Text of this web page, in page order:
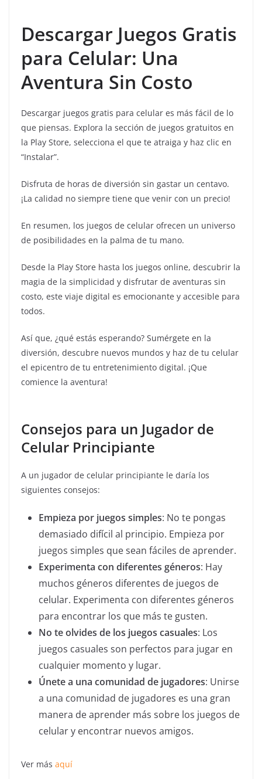
Descargar Juegos Gratis
para Celular: Una
Aventura Sin Costo
Descargar juegos gratis para celular es más fácil de lo
que piensas. Explora la sección de juegos gratuitos en
la Play Store, selecciona el que te atraiga y haz clic en
“Instalar”.
Disfruta de horas de diversión sin gastar un centavo.
¡La calidad no siempre tiene que venir con un precio!
En resumen, los juegos de celular ofrecen un universo
de posibilidades en la palma de tu mano.
Desde la Play Store hasta los juegos online, descubrir la
magia de la simplicidad y disfrutar de aventuras sin
costo, este viaje digital es emocionante y accesible para
todos.
Así que, ¿qué estás esperando? Sumérgete en la
diversión, descubre nuevos mundos y haz de tu celular
el epicentro de tu entretenimiento digital. ¡Que
comience la aventura!
Consejos para un Jugador de
Celular Principiante
A un jugador de celular principiante le daría los
siguientes consejos:
Empieza por juegos simples: No te pongas
demasiado difícil al principio. Empieza por
juegos simples que sean fáciles de aprender.
Experimenta con diferentes géneros: Hay
muchos géneros diferentes de juegos de
celular. Experimenta con diferentes géneros
para encontrar los que más te gusten.
No te olvides de los juegos casuales: Los
juegos casuales son perfectos para jugar en
cualquier momento y lugar.
Únete a una comunidad de jugadores: Unirse
a una comunidad de jugadores es una gran
manera de aprender más sobre los juegos de
celular y encontrar nuevos amigos.
Ver más aquí